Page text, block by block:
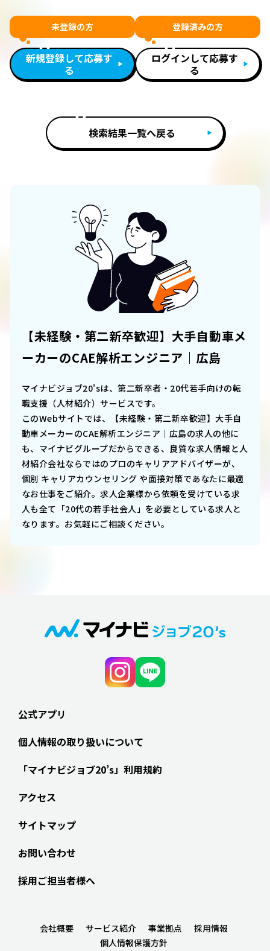
未登録の方
新規登録して応募す
る
登録済みの方
ログインして応募す
る
検索結果一覧へ戻る
【未経験・第二新卒歓迎】大手自動車メ
ーカーのCAE解析エンジニア｜広島
マイナビジョブ20'sは、第二新卒者・20代若手向けの転
職支援（人材紹介）サービスです。
このWebサイトでは、
【未経験・第二新卒歓迎】大手自
動車メーカーのCAE解析エンジニア｜広島の求人の他に
も、マイナビグループだからできる、良質な求人情報と人
材紹介会社ならではのプロのキャリアアドバイザーが、
個別 キャリアカウンセリング や面接対策であなたに最適
なお仕事をご紹介。求人企業様から依頼を受けている求
人も全て「20代の若手社会人」を必要としている求人と
なります。お気軽にご相談ください。
公式アプリ
個人情報の取り扱いについて
「マイナビジョブ20’s」利用規約
アクセス
サイトマップ
お問い合わせ
採用ご担当者様へ
会社概要 サービス紹介 事業拠点
採用情報
個人情報保護方針